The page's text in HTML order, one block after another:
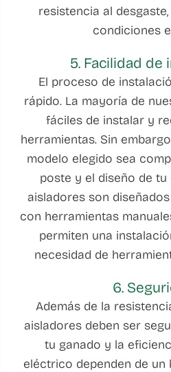
resistencia al
condiciones
5. Facilidad de
El proceso de
rápido. La mayoría de
fáciles de instalar y
herramientas. Sin
modelo elegido sea
poste y el diseño de
aisladores son
con herramientas
permiten una
necesidad de
6.
Además de la
aisladores deben ser
tu ganado y la
eléctrico dependen de un